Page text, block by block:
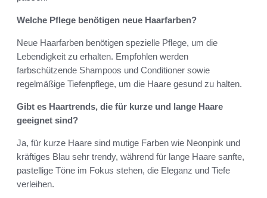
Welche Pflege benötigen neue Haarfarben?
Neue Haarfarben benötigen spezielle Pflege, um die
Lebendigkeit zu erhalten. Empfohlen werden
farbschützende Shampoos und Conditioner sowie
regelmäßige Tiefenpflege, um die Haare gesund zu halten.
Gibt es Haartrends, die für kurze und lange Haare
geeignet sind?
Ja, für kurze Haare sind mutige Farben wie Neonpink und
kräftiges Blau sehr trendy, während für lange Haare sanfte,
pastellige Töne im Fokus stehen, die Eleganz und Tiefe
verleihen.